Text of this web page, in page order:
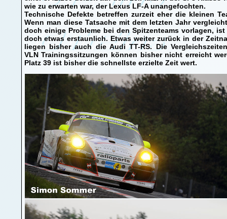
wie zu erwarten war, der Lexus LF-A unangefochten.
Technische Defekte betreffen zurzeit eher die kleinen
Wenn man diese Tatsache mit dem letzten Jahr
doch einige Probleme bei den Spitzenteams vorlagen, ist
doch etwas erstaunlich. Etwas weiter zurück in der
liegen bisher auch die Audi TT-RS. Die
VLN Trainingssitzungen können bisher nicht erreicht
Platz 39 ist bisher die schnellste erzielte Zeit wert.